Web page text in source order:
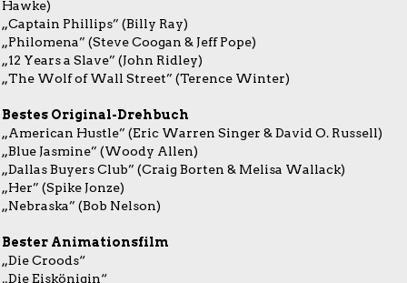
Hawke)
„Captain Phillips” (Billy Ray)
„Philomena” (Steve Coogan & Jeff Pope)
„12 Years a Slave” (John Ridley)
„The Wolf of Wall Street” (Terence Winter)
Bestes Original-Drehbuch
„American Hustle” (Eric Warren Singer & David O. Russell)
„Blue Jasmine” (Woody Allen)
„Dallas Buyers Club” (Craig Borten & Melisa Wallack)
„Her” (Spike Jonze)
„Nebraska” (Bob Nelson)
Bester Animationsfilm
„Die Croods“
„Die Eiskönigin“